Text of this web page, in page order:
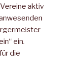
aktiv
ein.
die